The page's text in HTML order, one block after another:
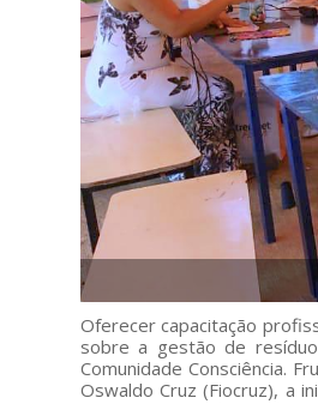
Oferecer capacitação
sobre a gestão de
Comunidade Consciência.
Oswaldo Cruz (Fiocruz), a